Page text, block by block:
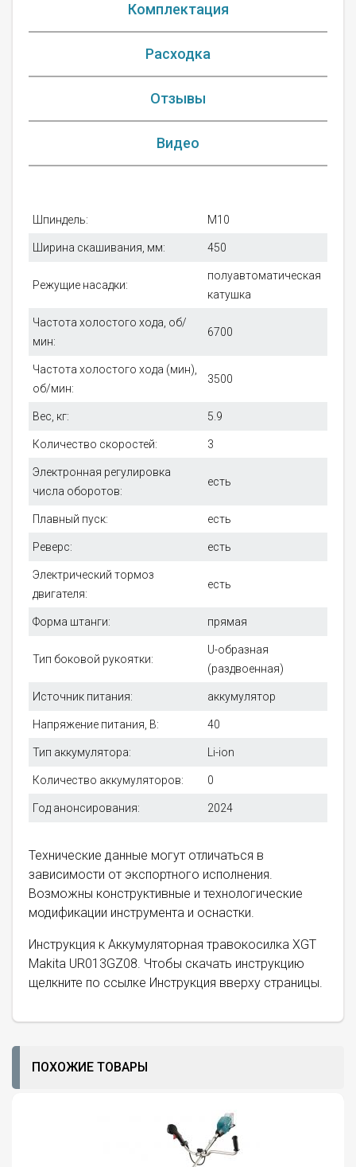
Комплектация
Расходка
Отзывы
Видео
Шпиндель: M10
Ширина скашивания, мм: 450
Режущие насадки:
полуавтоматическая
катушка
Частота холостого хода, об/
мин:
6700
Частота холостого хода (мин),
об/мин:
3500
Вес, кг: 5.9
Количество скоростей: 3
Электронная регулировка
числа оборотов:
есть
Плавный пуск: есть
Реверс: есть
Электрический тормоз
двигателя:
есть
Форма штанги: прямая
Тип боковой рукоятки:
U-образная
(раздвоенная)
Источник питания: аккумулятор
Напряжение питания, В: 40
Тип аккумулятора: Li-ion
Количество аккумуляторов: 0
Год анонсирования: 2024
Технические данные могут отличаться в
зависимости от экспортного исполнения.
Возможны конструктивные и технологические
модификации инструмента и оснастки.
Инструкция к Аккумуляторная травокосилка XGT
Makita UR013GZ08. Чтобы скачать инструкцию
щелкните по ссылке Инструкция вверху страницы.
ПОХОЖИЕ ТОВАРЫ